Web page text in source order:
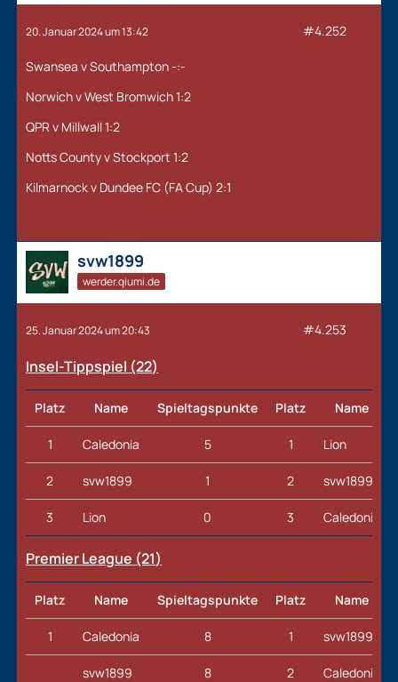
20. Januar 2024 um 13:42 #4.252
Swansea v Southampton -:-
Norwich v West Bromwich 1:2
QPR v Millwall 1:2
Notts County v Stockport 1:2
Kilmarnock v Dundee FC (FA Cup) 2:1
svw1899
werder.qiumi.de
25. Januar 2024 um 20:43 #4.253
Insel-Tippspiel (22)
Platz Name Spieltagspunkte Platz Name
1 Caledonia 5 1 Lion
2 svw1899 1 2 svw1899
3 Lion 0 3 Caledonia
Premier League (21)
Platz Name Spieltagspunkte Platz Name
1 Caledonia 8 1 svw1899
svw1899 8 2 Caledonia